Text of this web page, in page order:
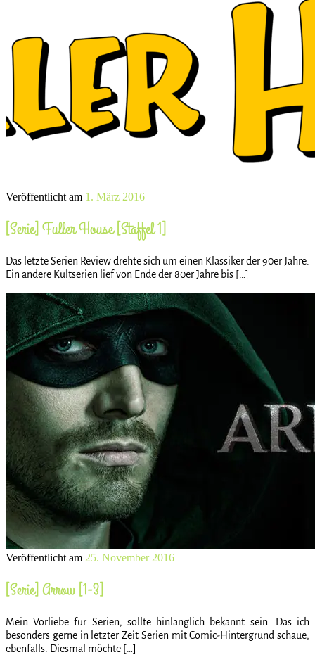
Veröffentlicht am 1. März 2016
[Serie] Fuller House [Staffel 1]
Das letzte Serien Review drehte sich um einen Klassiker der 90er Jahre.
Ein andere Kultserien lief von Ende der 80er Jahre bis […]
Veröffentlicht am 25. November 2016
[Serie] Arrow [1-3]
Mein Vorliebe für Serien, sollte hinlänglich bekannt sein. Das ich
besonders gerne in letzter Zeit Serien mit Comic-Hintergrund schaue,
ebenfalls. Diesmal möchte […]